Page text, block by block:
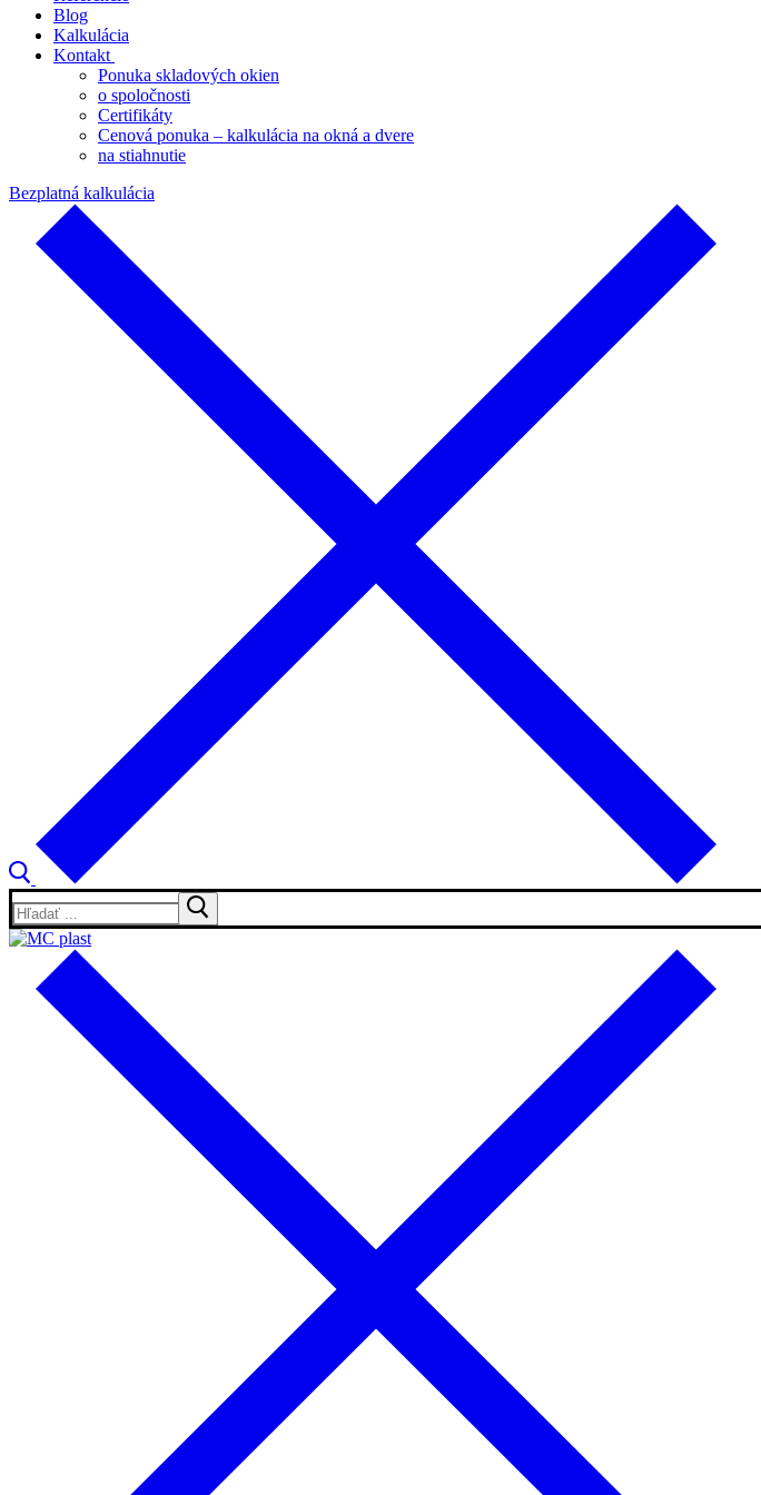
Blog
Kalkulácia
Kontakt
Ponuka skladových okien
o spoločnosti
Certifikáty
Cenová ponuka – kalkulácia na okná a dvere
na stiahnutie
Bezplatná kalkulácia
Hľadať: